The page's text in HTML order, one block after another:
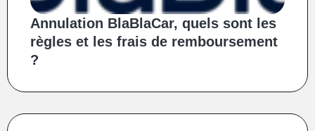
Annulation BlaBlaCar, quels sont les
règles et les frais de remboursement
?